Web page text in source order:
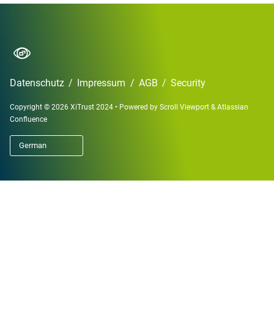
Datenschutz / Impressum / AGB / Security
Copyright © 2026 XiTrust 2024 • Powered by Scroll Viewport &Atlassian
Confluence
German